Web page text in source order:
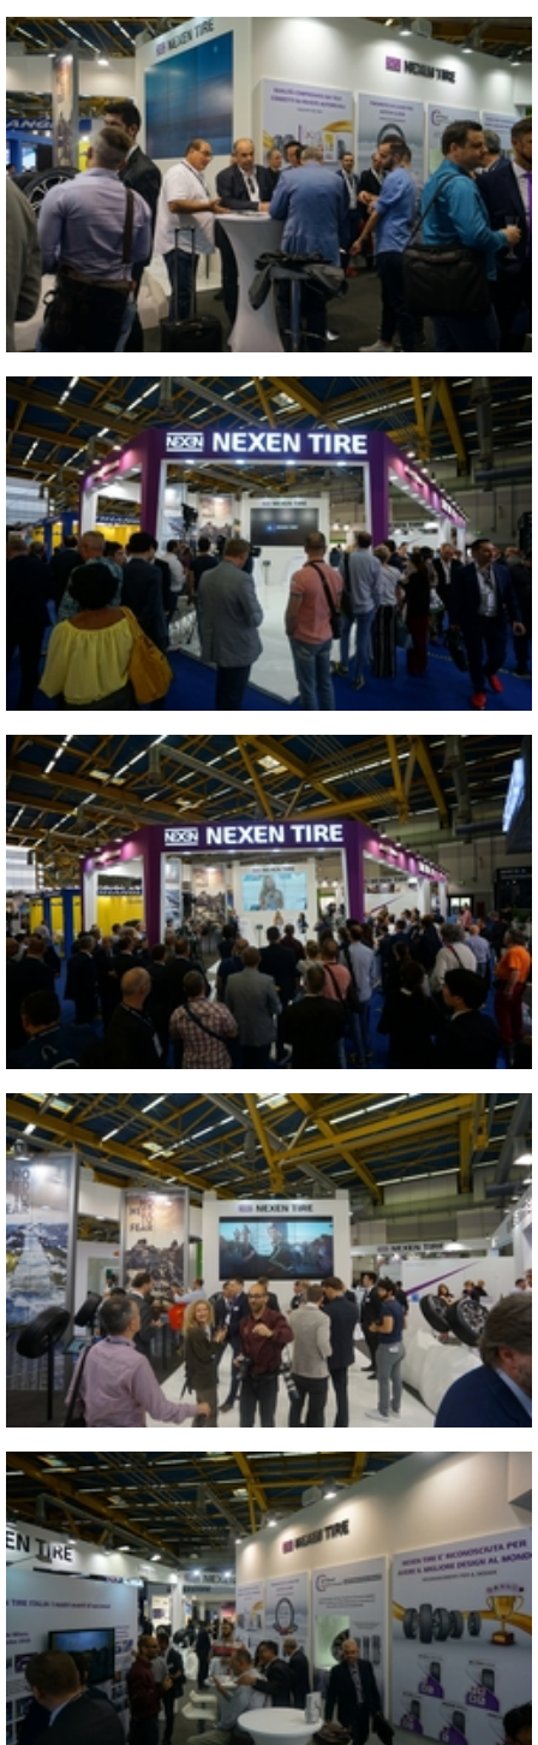
Close
2017 ITALY AUTOPROMOTEC
Close
2017 ITALY AUTOPROMOTEC
Close
Close